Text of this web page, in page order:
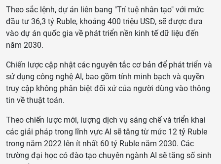
Theo sắc lệnh, dự án liên bang "Trí tuệ nhân tạo" với mức
đầu tư 36,3 tỷ Ruble, khoảng 400 triệu USD, sẽ được đưa
vào dự án quốc gia về phát triển nền kinh tế dữ liệu đến
năm 2030.
Chiến lược cập nhật các nguyên tắc cơ bản để phát triển và
sử dụng công nghệ AI, bao gồm tính minh bạch và quyền
truy cập không phân biệt đối xử của người dùng vào thông
tin về thuật toán.
Theo chiến lược mới, lượng dịch vụ sáng chế và triển khai
các giải pháp trong lĩnh vực AI sẽ tăng từ mức 12 tỷ Ruble
trong năm 2022 lên ít nhất 60 tỷ Ruble năm 2030. Các
trường đại học có đào tạo chuyên ngành AI sẽ tăng số sinh